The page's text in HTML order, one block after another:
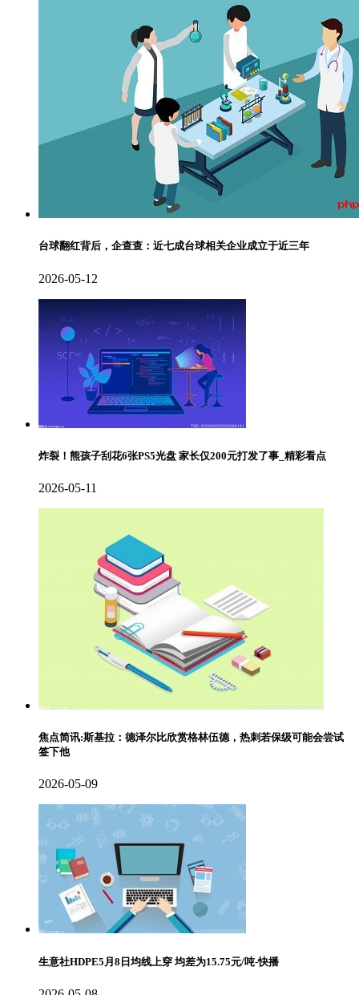
台球翻红背后，企查查：近七成台球相关企业成立于近三年
2026-05-12
炸裂！熊孩子刮花6张PS5光盘 家长仅200元打发了事_精彩看点
2026-05-11
焦点简讯:斯基拉：德泽尔比欣赏格林伍德，热刺若保级可能会尝试
签下他
2026-05-09
生意社HDPE5月8日均线上穿 均差为15.75元/吨-快播